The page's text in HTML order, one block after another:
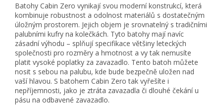
Batohy Cabin Zero vynikají svou moderní konstrukcí, která
kombinuje robustnost a odolnost materiálů s dostatečným
úložným prostorem. Jejich objem je srovnatelný s tradičními
palubními kufry na kolečkách. Tyto batohy mají navíc
zásadní výhodu – splňují specifikace většiny leteckých
společnosti pro rozměry a hmotnost a vy tak nemusíte
platit vysoké poplatky za zavazadlo. Tento batoh můžete
nosit s sebou na palubu, kde bude bezpečně uložen nad
vaší hlavou. S batohem Cabin Zero tak vyřešíte i
nepříjemnosti, jako je ztráta zavazadla či dlouhé čekání u
pásu na odbavené zavazadlo.